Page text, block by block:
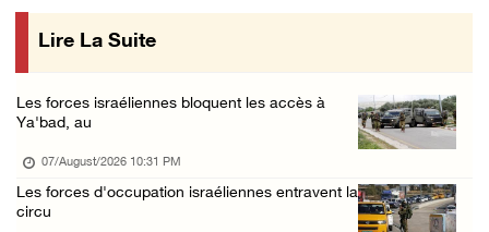
L’armée israélienne installe un barrage mili ...
Nouvelles incursions à Bethléem et Tubas : d ...
Jérusalem : l'armée israélienne se retire du ...
07/August/2026 08:54 AM
Lire La Suite
Les forces israéliennes bloquent les accès à
Ya'bad, au
07/August/2026 10:31 PM
Les forces d'occupation israéliennes entravent la
circu